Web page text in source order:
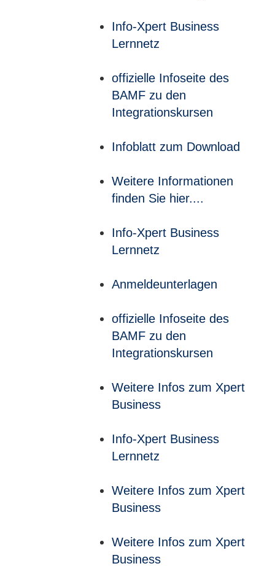
Info-Xpert Business
Lernnetz
offizielle Infoseite des
BAMF zu den
Integrationskursen
Infoblatt zum Download
Weitere Informationen
finden Sie hier....
Info-Xpert Business
Lernnetz
Anmeldeunterlagen
offizielle Infoseite des
BAMF zu den
Integrationskursen
Weitere Infos zum Xpert
Business
Info-Xpert Business
Lernnetz
Weitere Infos zum Xpert
Business
Weitere Infos zum Xpert
Business